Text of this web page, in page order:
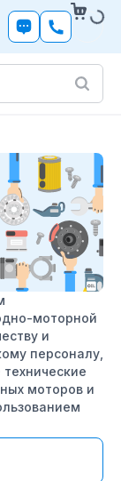
моторной
и
персоналу,
моторов и